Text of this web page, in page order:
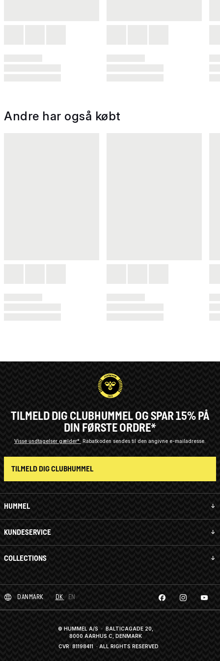
Andre har også købt
HUMMEL
KUNDESERVICE
COLLECTIONS
TILMELD DIG CLUBHUMMEL OG SPAR 15% PÅ
DIN FØRSTE ORDRE*
Visse undtagelser gælder* Rabatkoden sendes til den angivne e-mailadresse.
TILMELD DIG CLUBHUMMEL
DANMARK DK EN
© HUMMEL A/S · BALTICAGADE 20,
8000 AARHUS C, DENMARK
CVR: 81198411 · ALL RIGHTS RESERVED